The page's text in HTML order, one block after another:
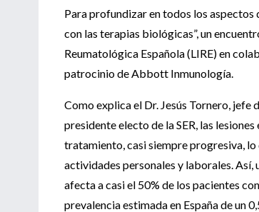
Para profundizar en todos los aspectos
con las terapias biológicas”, un
Reumatológica Española (LIRE) en
patrocinio de Abbott Inmunología.
Como explica el Dr. Jesús Tornero,
presidente electo de la SER, las
tratamiento, casi siempre progresiva,
actividades personales y laborales.
afecta a casi el 50% de los pacientes
prevalencia estimada en España de un